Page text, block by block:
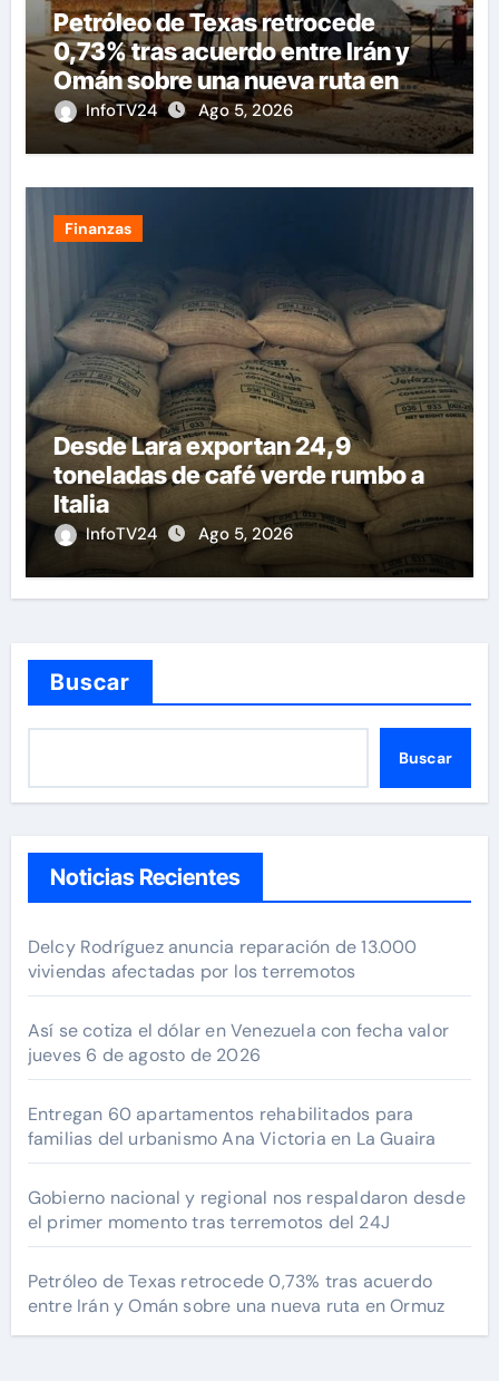
Petróleo de Texas retrocede
0,73% tras acuerdo entre Irán y
Omán sobre una nueva ruta en
Ormuz
InfoTV24 Ago 5, 2026
Finanzas
Desde Lara exportan 24,9
toneladas de café verde rumbo a
Italia
InfoTV24 Ago 5, 2026
Buscar
Buscar
Noticias Recientes
Delcy Rodríguez anuncia reparación de 13.000
viviendas afectadas por los terremotos
Así se cotiza el dólar en Venezuela con fecha valor
jueves 6 de agosto de 2026
Entregan 60 apartamentos rehabilitados para
familias del urbanismo Ana Victoria en La Guaira
Gobierno nacional y regional nos respaldaron desde
el primer momento tras terremotos del 24J
Petróleo de Texas retrocede 0,73% tras acuerdo
entre Irán y Omán sobre una nueva ruta en Ormuz